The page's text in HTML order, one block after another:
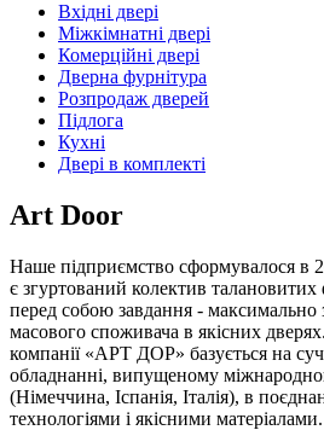
Вхідні двері
Міжкімнатні двері
Комерційні двері
Дверна фурнітура
Розпродаж дверей
Підлога
Кухні
Двері в комплекті
Art Door
Наше підприємство сформувалося в
є згуртований колектив талановитих
перед собою завдання - максимально
масового споживача в якісних
компанії «АРТ ДОР» базується на
обладнанні, випущеному
(Німеччина, Іспанія, Італія), в
технологіями і якісними матеріалами.